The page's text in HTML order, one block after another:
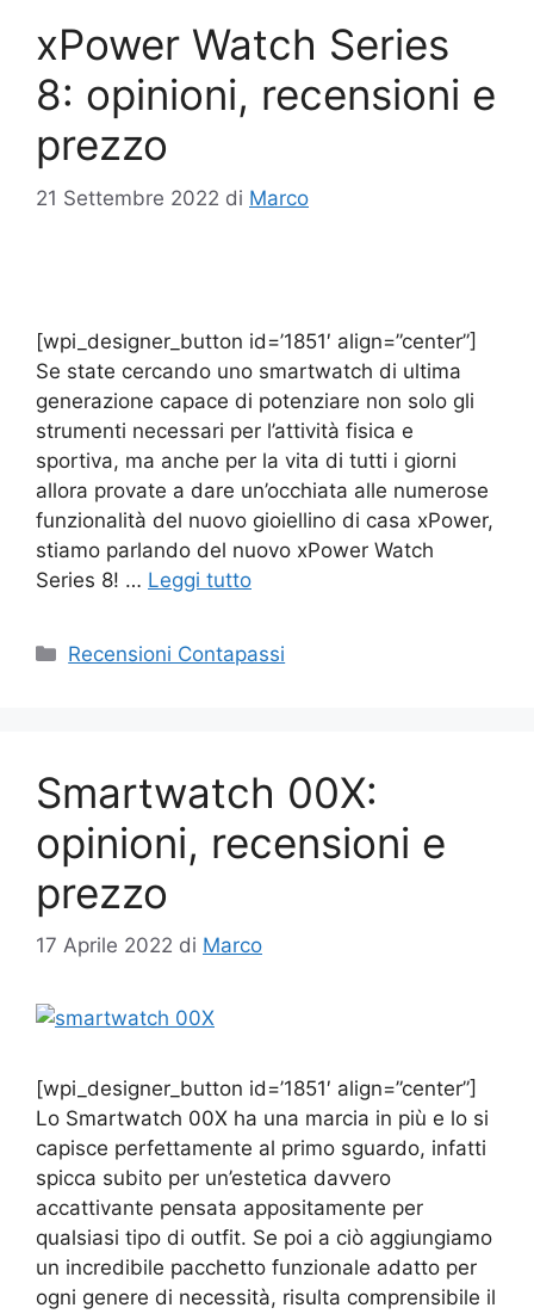
xPower Watch Series
8: opinioni, recensioni e
prezzo
21 Settembre 2022 di Marco
[wpi_designer_button id=’1851′ align=”center”]
Se state cercando uno smartwatch di ultima
generazione capace di potenziare non solo gli
strumenti necessari per l’attività fisica e
sportiva, ma anche per la vita di tutti i giorni
allora provate a dare un’occhiata alle numerose
funzionalità del nuovo gioiellino di casa xPower,
stiamo parlando del nuovo xPower Watch
Series 8! … Leggi tutto
Categorie
Recensioni Contapassi
Smartwatch 00X:
opinioni, recensioni e
prezzo
17 Aprile 2022 di Marco
[wpi_designer_button id=’1851′ align=”center”]
Lo Smartwatch 00X ha una marcia in più e lo si
capisce perfettamente al primo sguardo, infatti
spicca subito per un’estetica davvero
accattivante pensata appositamente per
qualsiasi tipo di outfit. Se poi a ciò aggiungiamo
un incredibile pacchetto funzionale adatto per
ogni genere di necessità, risulta comprensibile il